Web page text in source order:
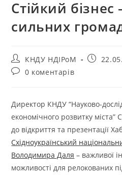
Стійкий бізнес
сильних
КНДУ НДІРоМ
0 коментарів
Директор КНДУ “Науково-
економічного розвитку
до відкриття та презентації
Східноукраїнський
Володимира Даля – важливої
можливості для релокованих